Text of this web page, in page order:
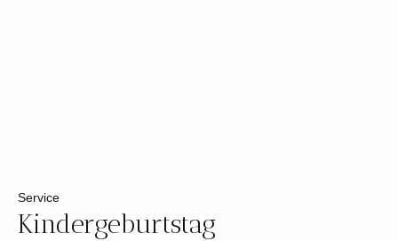
Service
Kindergeburtstag